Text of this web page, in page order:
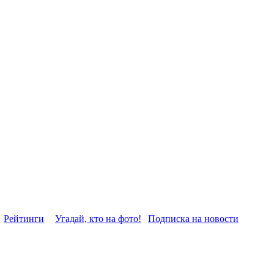
Рейтинги Угадай, кто на фото! Подписка на новости